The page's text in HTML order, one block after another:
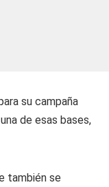
su campaña
de esas bases,
también se